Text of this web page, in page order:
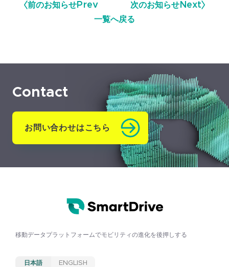
前のお知らせPrev 次のお知らせ Next
一覧へ戻る
Contact
お問い合わせはこちら
移動データプラットフォームでモビリティの進化を後押しする
日本語 ENGLISH